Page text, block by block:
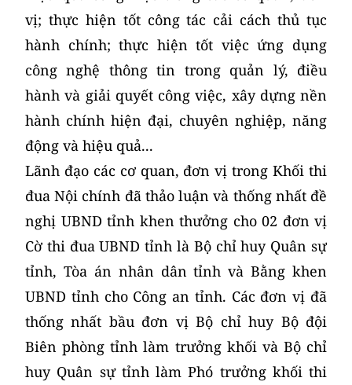
vị; thực hiện tốt công tác cải cách thủ tục
hành chính; thực hiện tốt việc ứng dụng
công nghệ thông tin trong quản lý, điều
hành và giải quyết công việc, xây dựng nền
hành chính hiện đại, chuyên nghiệp, năng
động và hiệu quả...
Lãnh đạo các cơ quan, đơn vị trong Khối thi
đua Nội chính đã thảo luận và thống nhất đề
nghị UBND tỉnh khen thưởng cho 02 đơn vị
Cờ thi đua UBND tỉnh là Bộ chỉ huy Quân sự
tỉnh, Tòa án nhân dân tỉnh và Bằng khen
UBND tỉnh cho Công an tỉnh. Các đơn vị đã
thống nhất bầu đơn vị Bộ chỉ huy Bộ đội
Biên phòng tỉnh làm trưởng khối và Bộ chỉ
huy Quân sự tỉnh làm Phó trưởng khối thi